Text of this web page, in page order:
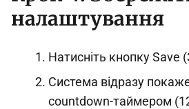
налаштування
Натисніть кнопку Save
Система відразу
countdown-таймером